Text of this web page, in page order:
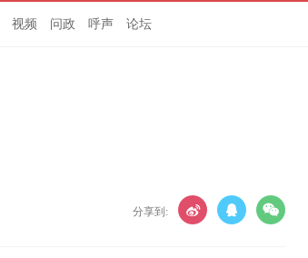
视频 问政 呼声 论坛
分享到: